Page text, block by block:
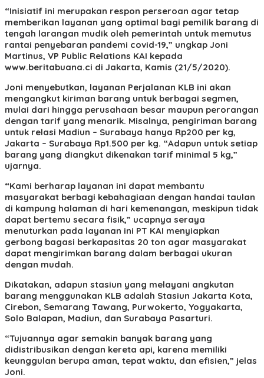
“Inisiatif ini merupakan respon perseroan agar tetap
memberikan layanan yang optimal bagi pemilik barang di
tengah larangan mudik oleh pemerintah untuk memutus
rantai penyebaran pandemi covid-19,” ungkap Joni
Martinus, VP Public Relations KAI kepada
www.beritabuana.ci di Jakarta, Kamis (21/5/2020).
Joni menyebutkan, layanan Perjalanan KLB ini akan
mengangkut kiriman barang untuk berbagai segmen,
mulai dari hingga perusahaan besar maupun perorangan
dengan tarif yang menarik. Misalnya, pengiriman barang
untuk relasi Madiun – Surabaya hanya Rp200 per kg,
Jakarta – Surabaya Rp1.500 per kg. “Adapun untuk setiap
barang yang diangkut dikenakan tarif minimal 5 kg,”
ujarnya.
“Kami berharap layanan ini dapat membantu
masyarakat berbagi kebahagiaan dengan handai taulan
di kampung halaman di hari kemenangan, meskipun tidak
dapat bertemu secara fisik,” ucapnya seraya
menuturkan pada layanan ini PT KAI menyiapkan
gerbong bagasi berkapasitas 20 ton agar masyarakat
dapat mengirimkan barang dalam berbagai ukuran
dengan mudah.
Dikatakan, adapun stasiun yang melayani angkutan
barang menggunakan KLB adalah Stasiun Jakarta Kota,
Cirebon, Semarang Tawang, Purwokerto, Yogyakarta,
Solo Balapan, Madiun, dan Surabaya Pasarturi.
“Tujuannya agar semakin banyak barang yang
didistribusikan dengan kereta api, karena memiliki
keunggulan berupa aman, tepat waktu, dan efisien,” jelas
Joni.